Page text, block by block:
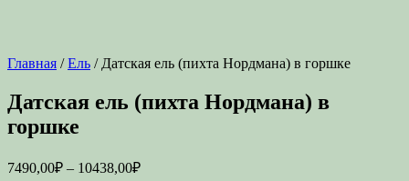
Главная /Ель / Датская ель (пихта Нордмана) в горшке
Датская ель (пихта Нордмана) в
горшке
7490,00₽ – 10438,00₽